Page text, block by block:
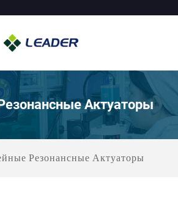
Актуаторы
Резонансные Актуаторы